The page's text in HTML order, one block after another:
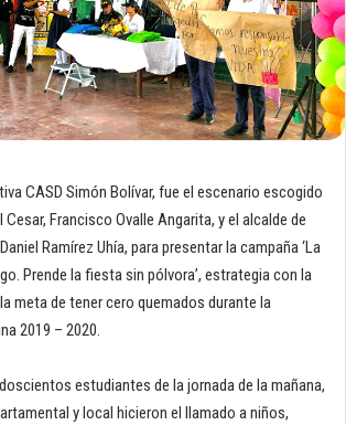
CASD Simón Bolívar, fue el escenario escogido
Francisco Ovalle Angarita, y el alcalde de
Ramírez Uhía, para presentar la campaña ‘La
Prende la fiesta sin pólvora’, estrategia con la
meta de tener cero quemados durante la
2019 – 2020.
estudiantes de la jornada de la mañana,
y local hicieron el llamado a niños,